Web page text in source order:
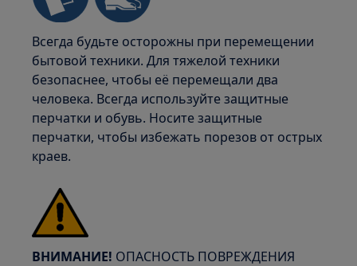
Всегда будьте осторожны при перемещении
бытовой техники. Для тяжелой техники
безопаснее, чтобы её перемещали два
человека. Всегда используйте защитные
перчатки и обувь. Носите защитные
перчатки, чтобы избежать порезов от острых
краев.
ВНИМАНИЕ! ОПАСНОСТЬ ПОВРЕЖДЕНИЯ